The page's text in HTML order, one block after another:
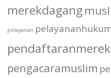
merekdagang
pelayanan
pendaftaranmerek
pengacaramuslim